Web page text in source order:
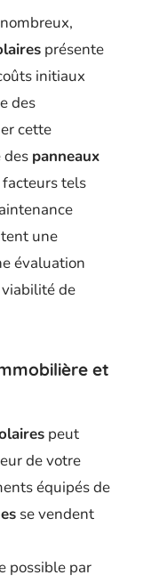
présente
initiaux
des
cette
des panneaux
tels
une
évaluation
de
et
peut
de votre
équipés de
se vendent
possible par